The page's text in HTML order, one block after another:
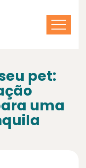
pet:
uma